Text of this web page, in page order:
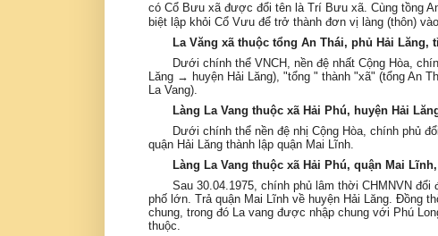
có Cổ Bưu xã được đổi tên là Trí Bưu xã. Cùng tồng
biệt lập khỏi Cổ Vưu để trở thành đơn vị làng (thôn)
La Văng xã thuộc tổng An Thái, phủ Hải Lăng,
Dưới chính thể VNCH, nền đệ nhất Cộng Hòa,
Lăng → huyện Hải Lăng), "tổng " thành "xã" (tổng An
La Vang).
Làng La Vang thuộc xã Hải Phú, huyện Hải
Dưới chính thể nền đệ nhị Cộng Hòa, chính phủ
quận Hải Lăng thành lập quận Mai Lĩnh.
Làng La Vang thuộc xã Hải Phú, quận Mai
Sau 30.04.1975, chính phủ lâm thời CHMNVN
phố lớn. Trả quận Mai Lĩnh về huyện Hải Lăng.Đồng
chung, trong đó La vang được nhập chung với Phú
thuộc.